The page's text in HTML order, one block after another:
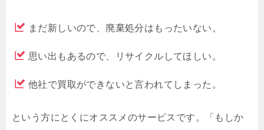
まだ新しいので、廃棄処分はもったいない。
思い出もあるので、リサイクルしてほしい。
他社で買取ができないと言われてしまった。
という方にとくにオススメのサービスです。「もしか